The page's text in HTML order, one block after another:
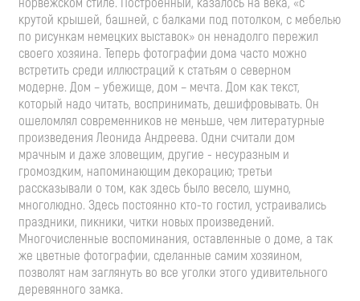
крутой крышей, башней, с балками под потолком, с мебелью
по рисункам немецких выставок» он ненадолго пережил
своего хозяина. Теперь фотографии дома часто можно
встретить среди иллюстраций к статьям о северном
модерне. Дом – убежище, дом – мечта. Дом как текст,
который надо читать, воспринимать, дешифровывать. Он
ошеломлял современников не меньше, чем литературные
произведения Леонида Андреева. Одни считали дом
мрачным и даже зловещим, другие - несуразным и
громоздким, напоминающим декорацию; третьи
рассказывали о том, как здесь было весело, шумно,
многолюдно. Здесь постоянно кто-то гостил, устраивались
праздники, пикники, читки новых произведений.
Многочисленные воспоминания, оставленные о доме, а так
же цветные фотографии, сделанные самим хозяином,
позволят нам заглянуть во все уголки этого удивительного
деревянного замка.